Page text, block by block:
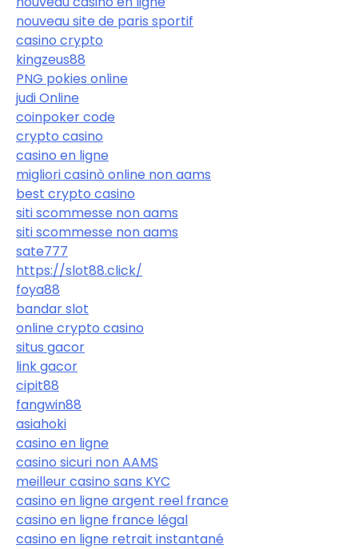
nouveau site de paris sportif
casino crypto
kingzeus88
PNG pokies online
judi Online
coinpoker code
crypto casino
casino en ligne
migliori casinò online non aams
best crypto casino
siti scommesse non aams
siti scommesse non aams
sate777
https://slot88.click/
foya88
bandar slot
online crypto casino
situs gacor
link gacor
cipit88
fangwin88
asiahoki
casino en ligne
casino sicuri non AAMS
meilleur casino sans KYC
casino en ligne argent reel france
casino en ligne france légal
casino en ligne retrait instantané